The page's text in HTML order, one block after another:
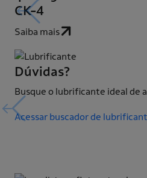
CK-4
Saiba mais
Dúvidas?
Busque o lubrificante ideal de
Acessar buscador de